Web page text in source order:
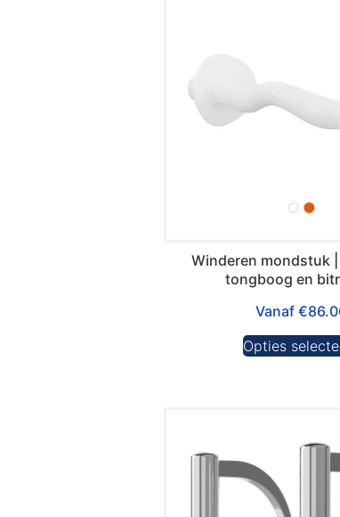
Winderen mondstuk
tongboog en
Vanaf€
Opties